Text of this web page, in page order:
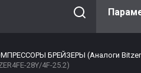
БРЕЙЗЕРЫ (Аналоги
28Y/4F-25.2)